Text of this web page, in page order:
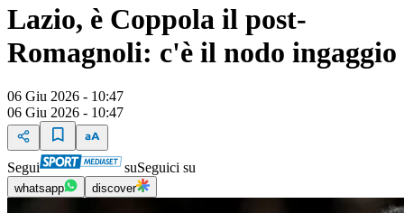
Lazio, è Coppola il post-
Romagnoli: c'è il nodo ingaggio
06 Giu 2026 - 10:47
06 Giu 2026 - 10:47
Segui suSeguici su
whatsapp discover